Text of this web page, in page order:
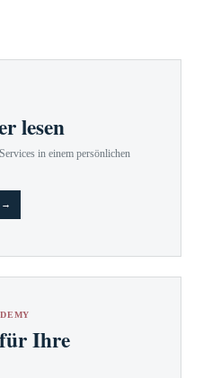
lesen
in einem persönlichen
→
Ihre